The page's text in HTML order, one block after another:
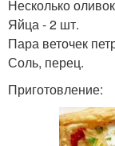
Несколько
Яйца - 2 шт.
Пара веточек
Соль, перец.
Приготовление: